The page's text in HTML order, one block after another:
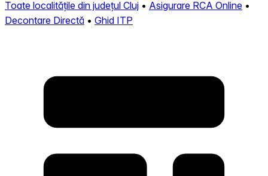
Toate localitățile din județul Cluj • Asigurare RCA Online •
Decontare Directă • Ghid ITP